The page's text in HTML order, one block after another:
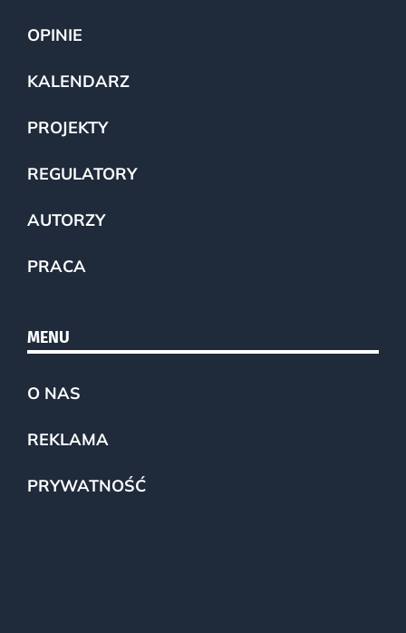
OPINIE
KALENDARZ
PROJEKTY
REGULATORY
AUTORZY
PRACA
MENU
O NAS
REKLAMA
PRYWATNOŚĆ